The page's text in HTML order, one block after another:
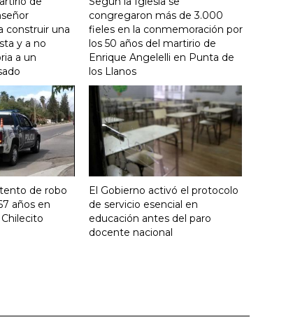
construir una
y a no
a un
congregaron más de 3.000
fieles en la conmemoración por
los 50 años del martirio de
Enrique Angelelli en Punta de
los Llanos
de robo
años en
El Gobierno activó el protocolo
de servicio esencial en
educación antes del paro
docente nacional